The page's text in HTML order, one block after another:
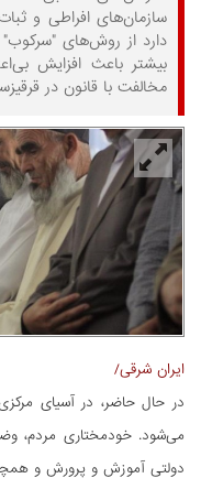
سازمان‌های افراطی و
دارد از روش‌های
بیشتر باعث افزایش
مخالفت با قانون در
ایران شرقی/
در حال حاضر، در آسیای
می‌شود. خودمختاری مردم،
دولتی آموزش و پرورش و